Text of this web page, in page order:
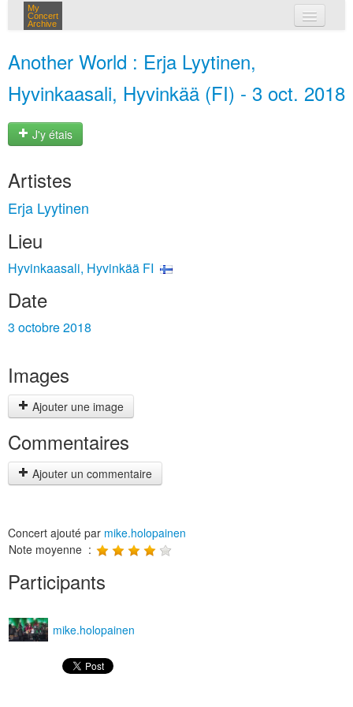
My
Concert
Archive
Another World : Erja Lyytinen,
Hyvinkaasali, Hyvinkää (FI) - 3 oct. 2018
J'y étais
Artistes
Erja Lyytinen
Lieu
Hyvinkaasali, Hyvinkää FI
Date
3 octobre 2018
Images
Ajouter une image
Commentaires
Ajouter un commentaire
Concert ajouté par mike.holopainen
Note moyenne :
Participants
mike.holopainen